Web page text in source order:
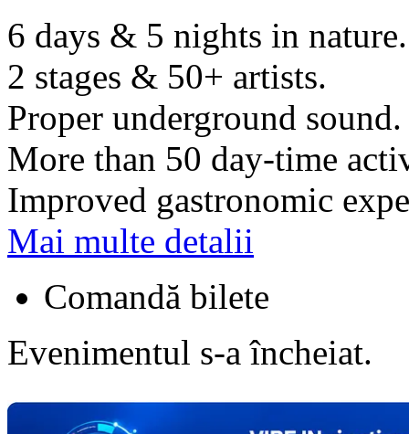
6 days & 5 nights in nature.
2 stages & 50+ artists.
Proper underground sound.
More than 50 day-time
Improved gastronomic
Mai multe detalii
Comandă bilete
Evenimentul s-a încheiat.